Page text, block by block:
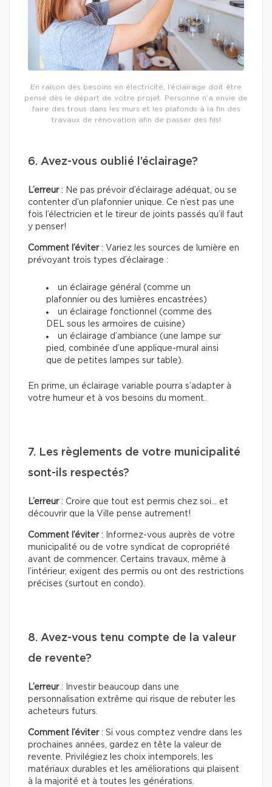
En raison des besoins en électricité, l’éclairage doit être
pensé dès le départ de votre projet. Personne n’a envie de
faire des trous dans les murs et les plafonds à la fin des
travaux de rénovation afin de passer des fils!
6. Avez-vous oublié l’éclairage?
L’erreur: Ne pas prévoir d’éclairage adéquat, ou se
contenter d’un plafonnier unique. Ce n’est pas une
fois l’électricien et le tireur de joints passés qu’il faut
y penser!
Comment l’éviter: Variez les sources de lumière en
prévoyant trois types d’éclairage :
un éclairage général (comme un
plafonnier ou des lumières encastrées)
un éclairage fonctionnel (comme des
DEL sous les armoires de cuisine)
un éclairage d’ambiance (une lampe sur
pied, combinée d’une applique-mural ainsi
que de petites lampes sur table).
En prime, un éclairage variable pourra s’adapter à
votre humeur et à vos besoins du moment.
7. Les règlements de votre municipalité
sont-ils respectés?
L’erreur: Croire que tout est permis chez soi… et
découvrir que la Ville pense autrement!
Comment l’éviter: Informez-vous auprès de votre
municipalité ou de votre syndicat de copropriété
avant de commencer. Certains travaux, même à
l’intérieur, exigent des permis ou ont des restrictions
précises (surtout en condo).
8. Avez-vous tenu compte de la valeur
de revente?
L’erreur: Investir beaucoup dans une
personnalisation extrême qui risque de rebuter les
acheteurs futurs.
Comment l’éviter: Si vous comptez vendre dans les
prochaines années, gardez en tête la valeur de
revente. Privilégiez les choix intemporels, les
matériaux durables et les améliorations qui plaisent
à la majorité et à toutes les générations.